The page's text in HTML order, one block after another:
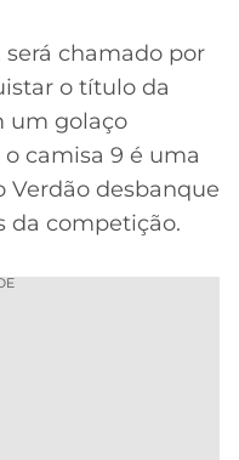
será chamado por
o título da
um golaço
camisa 9 é uma
Verdão desbanque
da competição.